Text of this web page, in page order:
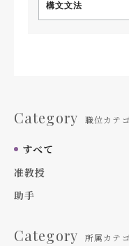
構文文法
Category 職位カテ
すべて
准教授
助手
Category 所属カテ